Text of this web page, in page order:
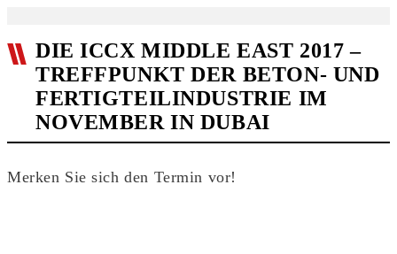
DIE ICCX MIDDLE EAST 2017 –
TREFFPUNKT DER BETON- UND
FERTIGTEILINDUSTRIE IM
NOVEMBER IN DUBAI
Merken Sie sich den Termin vor!